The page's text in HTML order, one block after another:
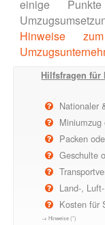
einige
Hinweise
Hilfsfragen für
Nationaler
Miniumzug
Packen
Geschulte
Land-,
Kosten für
→ Hinweise (*)